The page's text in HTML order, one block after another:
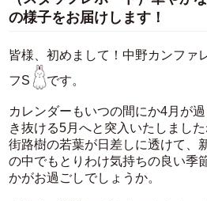
の様子をお届けします！
皆様、初めまして！中野カンファ
フS
です。
カレンダーもいつの間にか4月が
き抜ける5月へと突入いたしました
街路樹の若葉が日差しに透けて、
の中でもとりわけ気持ちの良い季
かがお過ごしでしょうか。